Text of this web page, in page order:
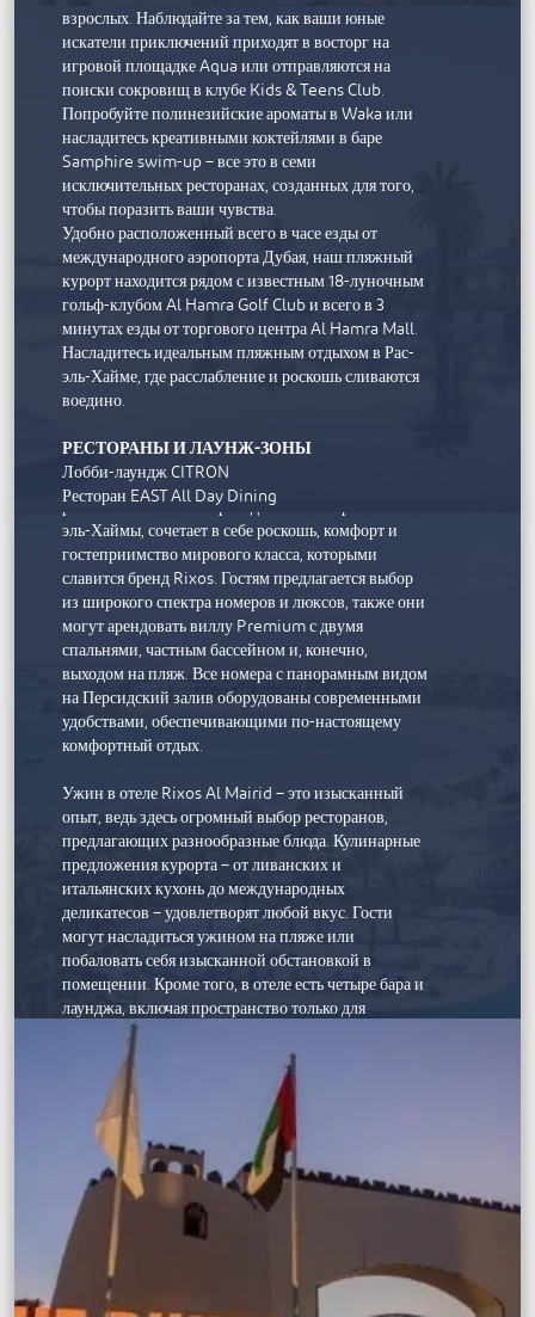
взрослых. Наблюдайте за тем, как ваши юные
искатели приключений приходят в восторг на
игровой площадке Aqua или отправляются на
поиски сокровищ в клубе Kids & Teens Club.
Попробуйте полинезийские ароматы в Waka или
насладитесь креативными коктейлями в баре
Samphire swim-up – все это в семи
исключительных ресторанах, созданных для того,
чтобы поразить ваши чувства.
Удобно расположенный всего в часе езды от
международного аэропорта Дубая, наш пляжный
курорт находится рядом с известным 18-луночным
гольф-клубом Al Hamra Golf Club и всего в 3
минутах езды от торгового центра Al Hamra Mall.
Насладитесь идеальным пляжным отдыхом в Рас-
эль-Хайме, где расслабление и роскошь сливаются
воедино.
РЕСТОРАНЫ И ЛАУНЖ-ЗОНЫ
Лобби-лаундж CITRON
Ресторан EAST All Day Dining
Французская брассерия REUNION
Полинезийский ресторан WAKA
Винный бар VERITAS
Бар у бассейна SAMPHIRE
Бар соков BLEND & SQUEEZE
НОМЕРА И АПАРТАМЕНТЫ
245 номеров от классических королевских до
роскошных двухместных номеров
45 люксов от престижного однокомнатного до
бассейном
2 президентских люкса
СПА И ВЕЛЛНЕСС
СПА-центр Sofitel SPA WITH CLARINS включает
4 процедурных кабинета
В Sofitel FITNESS установлено самое
современное оборудование
4 плавательных бассейна на берегу моря
Rixos Al Mairid Ras Al Khaimah
Этот элегантный семейный курорт,
расположенный на первозданном побережье Рас-
эль-Хаймы, сочетает в себе роскошь, комфорт и
гостеприимство мирового класса, которыми
славится бренд Rixos. Гостям предлагается выбор
из широкого спектра номеров и люксов, также они
могут арендовать виллу Premium с двумя
спальнями, частным бассейном и, конечно,
выходом на пляж. Все номера с панорамным видом
на Персидский залив оборудованы современными
удобствами, обеспечивающими по-настоящему
комфортный отдых.
Ужин в отеле Rixos Al Mairid – это изысканный
опыт, ведь здесь огромный выбор ресторанов,
предлагающих разнообразные блюда. Кулинарные
предложения курорта – от ливанских и
итальянских кухонь до международных
деликатесов – удовлетворят любой вкус. Гости
могут насладиться ужином на пляже или
побаловать себя изысканной обстановкой в
помещении. Кроме того, в отеле есть четыре бара и
лаунджа, включая пространство только для
взрослых. Если вам нравятся вечеринки, почему бы
не потанцевать под ритмы реггетона и сальсы в
латиноамериканском или карибском ресторане
отеля на лоне великолепного морского пейзажа?
Если вы хотите расслабиться, в спа-салоне
предлагаются разнообразные процедуры, а
бассейны ждут вас на освежающий отдых. На
частном пляже курорта гости могут понежиться
под лучами солнца или заняться водными видами
спорта.
Дети обожают детский клуб Rixy, где каждый день